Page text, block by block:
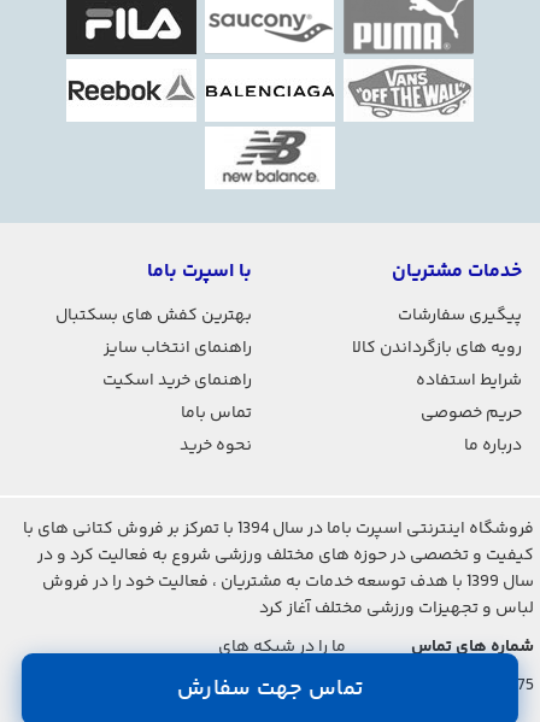
تماس جهت سفارش
خدمات مشتریان
پیگیری سفارشات
رویه های بازگرداندن کالا
شرایط استفاده
حریم خصوصی
درباره ما
با اسپرت باما
بهترین کفش های بسکتبال
راهنمای انتخاب سایز
راهنمای خرید اسکیت
تماس باما
نحوه خرید
فروشگاه اینترنتی اسپرت باما در سال 1394 با تمرکز بر فروش کتانی های با
کیفیت و تخصصی در حوزه های مختلف ورزشی شروع به فعالیت کرد و در
سال 1399 با هدف توسعه خدمات به مشتریان ، فعالیت خود را در فروش
لباس و تجهیزات ورزشی مختلف آغاز کرد
شماره های تماس
021-2842-7275
ما را در شبکه های
اجتماعی دنبال کنید